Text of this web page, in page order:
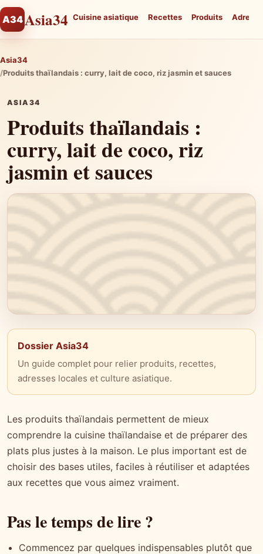
A34Asia34 Cuisine asiatique Recettes Produits
Asia34
Produits thaïlandais : curry, lait de coco, riz jasmin et sauces
ASIA34
Produits thaïlandais :
curry, lait de coco, riz
jasmin et sauces
Dossier Asia34
Un guide complet pour relier produits, recettes,
adresses locales et culture asiatique.
Les produits thaïlandais permettent de mieux
comprendre la cuisine thaïlandaise et de préparer des
plats plus justes à la maison. Le plus important est de
choisir des bases utiles, faciles à réutiliser et adaptées
aux recettes que vous aimez vraiment.
Pas le temps de lire ?
Commencez par quelques indispensables plutôt que